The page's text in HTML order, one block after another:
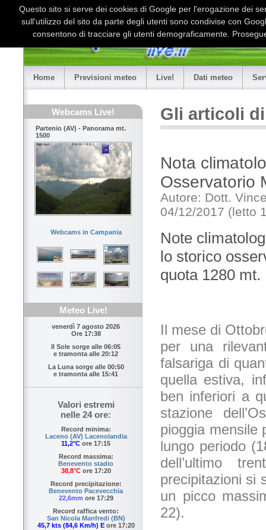
Home Previsioni meteo Live! Dati meteo
Webcams Live!
Partenio (AV) - Panorama mt.
1500
Webcams in Campania
Meteo Live!
venerdì 7 agosto 2026
Ore 17:38
Il Sole sorge alle 06:05
e tramonta alle 20:12
La Luna sorge alle 00:50
e tramonta alle 15:41
Valori estremi
nelle 24 ore:
Record minima:
Laceno (AV) Lacenolandia
11,2°C ore 17:15
Record massima:
Benevento stadio
38,8°Core 17:20
Record precipitazione:
Benevento Pacevecchia
22,6mm ore 17:29
Record raffica vento:
San Nicola Manfredi (BN)
45,7 kts (84,6 Km/h) Eore 17:20
Gli articoli
Nota
Osservatorio
Autore: Dott.
04/12/2017 (letto
Note
lo storico
quota 1280 mt.
Il mese di
per una
falsariga di
quella estiva,
ben inferiori a
stazione
pioggia mensile
lungo periodo
dell’ultimo
precipitazioni si
un picco
22).
Questo sito si serve dei cookies di Google per l'erogazione dei
sull'utilizzo del sito da parte degli utenti sono condivise con
consentono di tracciare gli utenti demograficamente.